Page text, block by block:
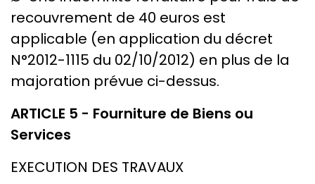
recouvrement de 40 euros est
applicable (en application du décret
N°2012-1115 du 02/10/2012) en plus de la
majoration prévue ci-dessus.
ARTICLE 5 - Fourniture de Biens ou
Services
EXECUTION DES TRAVAUX